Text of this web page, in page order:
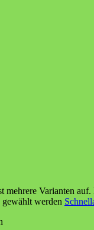
mehrere Varianten
werden